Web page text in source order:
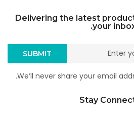
Delivering the latest
your
SUBMIT
We’ll never share your email
Stay